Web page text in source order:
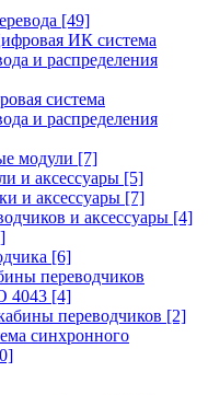
[49]
ИК система
и распределения
система
и распределения
модули [7]
и аксессуары [5]
и аксессуары [7]
и аксессуары [4]
[6]
переводчиков
4043 [4]
переводчиков [2]
синхронного